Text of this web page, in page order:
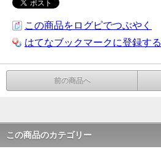
この商品をログピでつぶやく
はてなブックマークに登録する
前の商品へ
この商品のカテゴリー